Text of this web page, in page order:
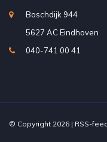
Boschdijk 944
5627 AC Eindhoven
040-741 00 41
© Copyright 2026 | RSS-